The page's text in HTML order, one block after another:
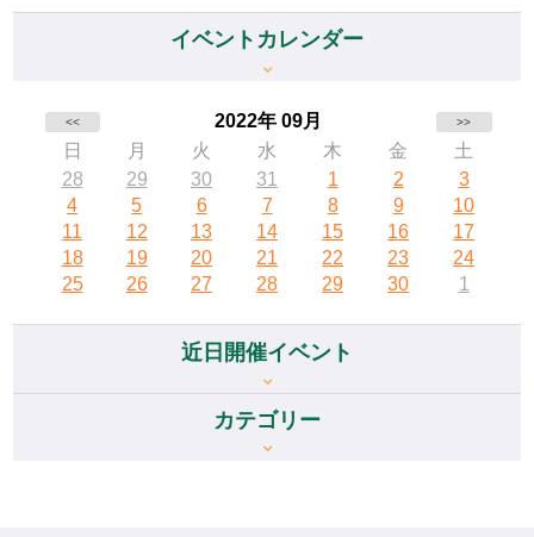
イベントカレンダー
<< 2022年 09月 >>
日 月 火 水 木 金
土
28
29 30 31 1 2
3
4
5 6 7 8 9
10
11
12 13 14 15 16
17
18
19 20 21 22 23
24
25
26 27 28 29 30 1
近日開催イベント
カテゴリー